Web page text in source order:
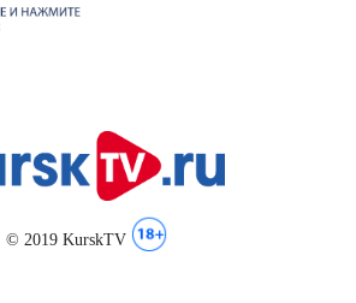
© 2019 KurskTV